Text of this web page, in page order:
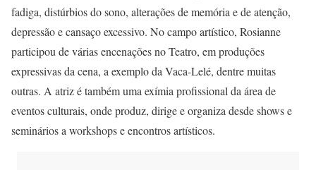
fadiga, distúrbios do sono, alterações de memória e de atenção,
depressão e cansaço excessivo. No campo artístico, Rosianne
participou de várias encenações no Teatro, em produções
expressivas da cena, a exemplo da Vaca-Lelé, dentre muitas
outras. A atriz é também uma exímia profissional da área de
eventos culturais, onde produz, dirige e organiza desde shows e
seminários a workshops e encontros artísticos.